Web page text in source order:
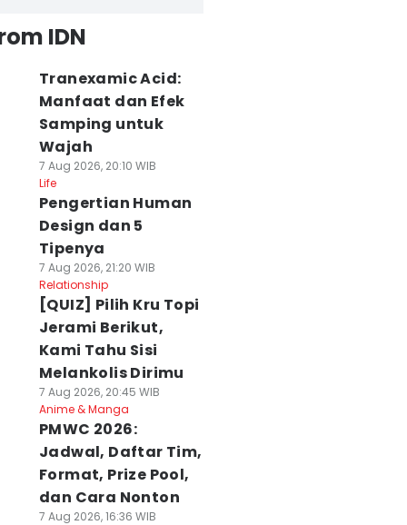
IDN
Tranexamic Acid:
Manfaat dan Efek
Samping untuk
Wajah
7 Aug 2026, 20:10 WIB
Life
Pengertian Human
Design dan 5
Tipenya
7 Aug 2026, 21:20 WIB
Relationship
[QUIZ] Pilih Kru Topi
Jerami Berikut,
Kami Tahu Sisi
Melankolis Dirimu
7 Aug 2026, 20:45 WIB
Anime & Manga
PMWC 2026:
Jadwal, Daftar Tim,
Format, Prize Pool,
dan Cara Nonton
7 Aug 2026, 16:36 WIB